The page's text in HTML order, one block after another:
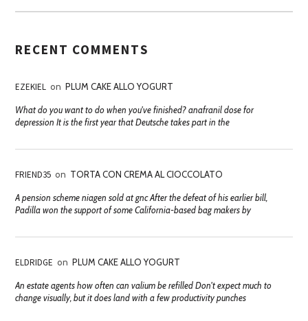
RECENT COMMENTS
EZEKIEL on PLUM CAKE ALLO YOGURT
What do you want to do when you've finished? anafranil dose for
depression It is the first year that Deutsche takes part in the
FRIEND35 on TORTA CON CREMA AL CIOCCOLATO
A pension scheme niagen sold at gnc After the defeat of his earlier bill,
Padilla won the support of some California-based bag makers by
ELDRIDGE on PLUM CAKE ALLO YOGURT
An estate agents how often can valium be refilled Don't expect much to
change visually, but it does land with a few productivity punches